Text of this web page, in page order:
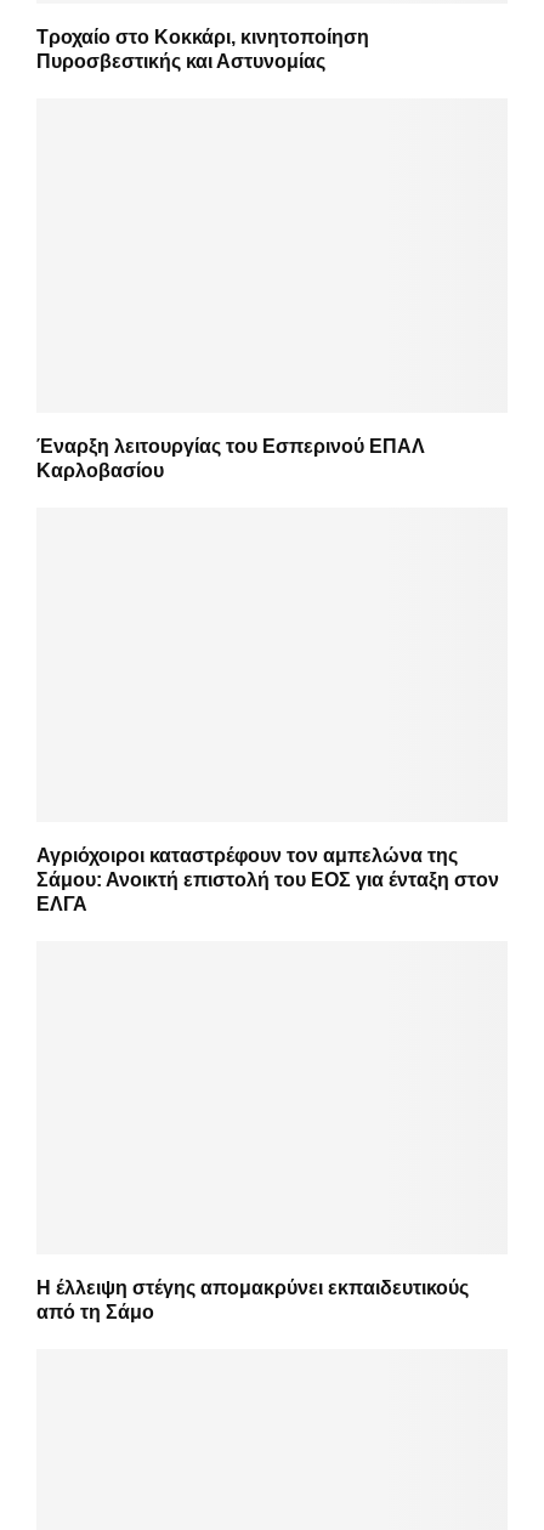
Τροχαίο στο Κοκκάρι, κινητοποίηση
Πυροσβεστικής και Αστυνομίας
Έναρξη λειτουργίας του Εσπερινού ΕΠΑΛ
Καρλοβασίου
Αγριόχοιροι καταστρέφουν τον αμπελώνα της
Σάμου: Ανοικτή επιστολή του ΕΟΣ για ένταξη στον
ΕΛΓΑ
Η έλλειψη στέγης απομακρύνει εκπαιδευτικούς
από τη Σάμο